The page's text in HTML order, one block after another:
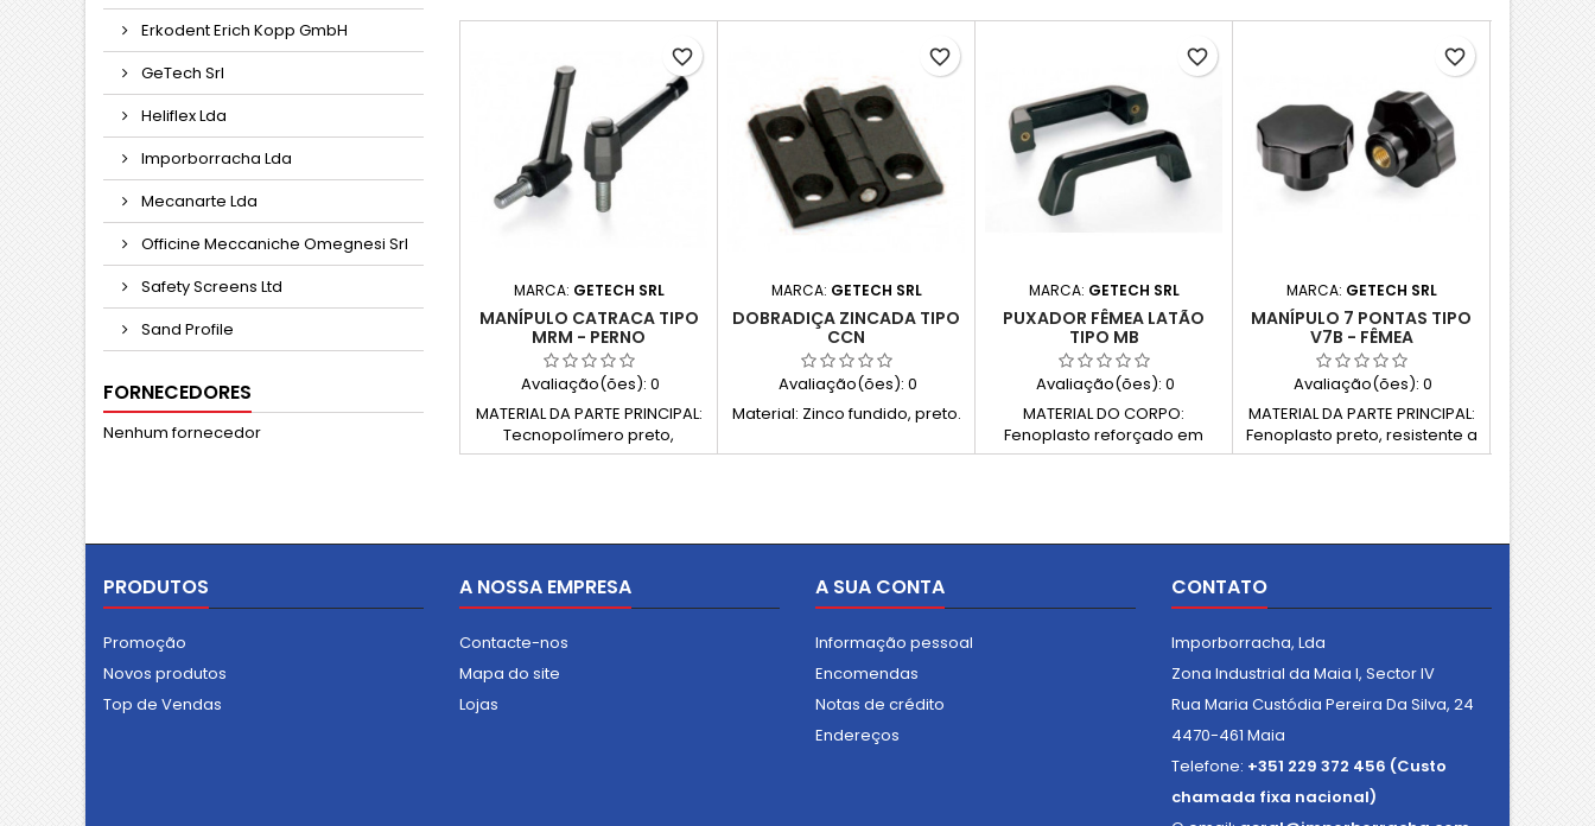
Erkodent Erich Kopp GmbH
GeTech Srl
Heliflex Lda
Imporborracha Lda
Mecanarte Lda
Officine Meccaniche Omegnesi Srl
Safety Screens Ltd
Sand Profile
FORNECEDORES
Nenhum fornecedor
MARCA: GETECH SRL
MANÍPULO CATRACA TIPO
MRM - PERNO
Avaliação(ões): 0
MATERIAL DA PARTE PRINCIPAL:
Tecnopolímero preto,
reforçado com fibra de vidro,
METÁLICA: Parafuso de aço
mola de retorno em aço
inoxidável OUTRAS PEÇAS
em tecnopolímero, cor preta.
favorite_border
MARCA: GETECH SRL
DOBRADIÇA ZINCADA TIPO
CCN
Avaliação(ões): 0
Material: Zinco fundido, preto.
favorite_border
MARCA: GETECH SRL
PUXADOR FÊMEA LATÃO
TIPO MB
Avaliação(ões): 0
MATERIAL DO CORPO:
Fenoplasto reforçado em
preto, resistente a solventes,
com furo cego roscado (PF)
favorite_border
MARCA: GETECH SRL
MANÍPULO 7 PONTAS TIPO
V7B - FÊMEA
Avaliação(ões): 0
MATERIAL DA PARTE PRINCIPAL:
Fenoplasto preto, resistente a
solventes, óleos, graxas e
favorite_border
PRODUTOS
Promoção
Novos produtos
Top de Vendas
A NOSSA EMPRESA
Contacte-nos
Mapa do site
Lojas
A SUA CONTA
Informação pessoal
Encomendas
Notas de crédito
Endereços
CONTATO
Imporborracha, Lda
Zona Industrial da Maia I, Sector IV
Rua Maria Custódia Pereira Da Silva, 24
4470-461 Maia
Telefone: +351 229 372 456 (Custo
chamada fixa nacional)